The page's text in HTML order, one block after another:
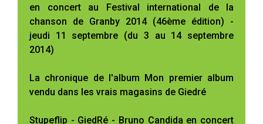
en concert au Festival international de la
chanson de Granby 2014 (46ème édition) -
jeudi 11 septembre (du 3 au 14 septembre
2014)
La chronique de l'album Mon premier album
vendu dans les vrais magasins de Giedré
Stupeflip - GiedRé - Bruno Candida en concert